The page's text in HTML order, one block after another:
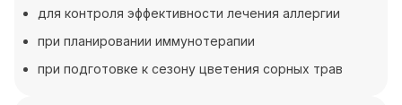
для контроля эффективности лечения аллергии
при планировании иммунотерапии
при подготовке к сезону цветения сорных трав